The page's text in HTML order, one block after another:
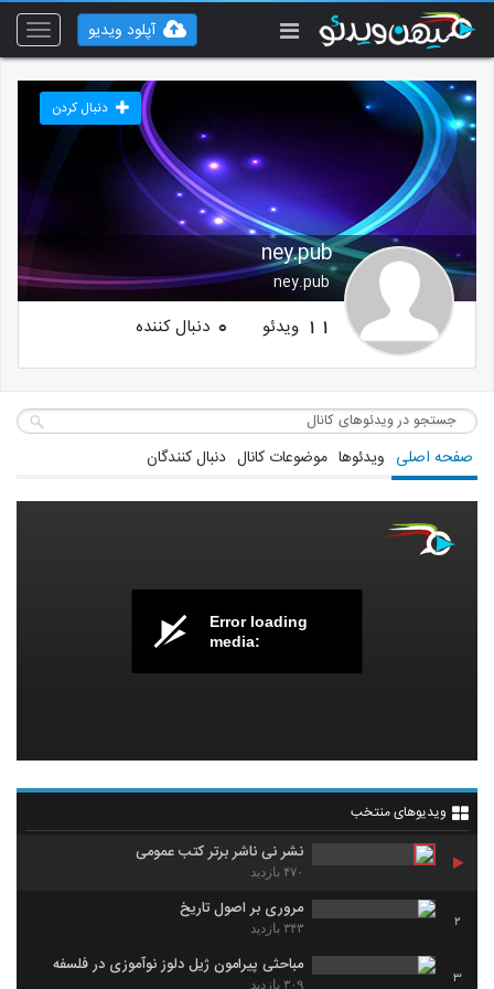
Toggle
آپلود ویدیو
ney.pub
ney.pub
دنبال کردن
11 ویدئو 0 دنبال کننده
صفحه اصلی ویدئوها موضوعات کانال دنبال کنندگان
Error loading
media:
ویدیوهای منتخب
نشر نی ناشر برتر کتب عمومی
۴۷۰ بازدید
2
مروری بر اصول تاریخ
۳۴۳ بازدید
3
مباحثی پیرامون ژیل دلوز نوآموزی در فلسفه
۳۰۹ بازدید